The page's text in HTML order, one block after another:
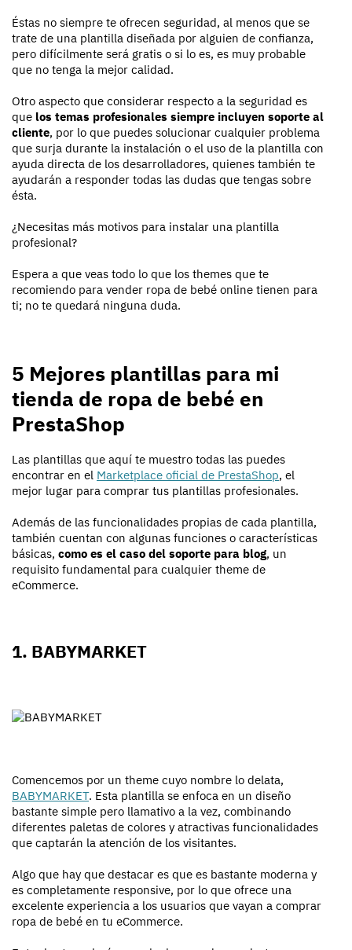
Éstas no siempre te ofrecen seguridad, al menos que se
trate de una plantilla diseñada por alguien de confianza,
pero difícilmente será gratis o si lo es, es muy probable
que no tenga la mejor calidad.
Otro aspecto que considerar respecto a la seguridad es
que los temas profesionales siempre incluyen soporte al
cliente, por lo que puedes solucionar cualquier problema
que surja durante la instalación o el uso de la plantilla con
ayuda directa de los desarrolladores, quienes también te
ayudarán a responder todas las dudas que tengas sobre
ésta.
¿Necesitas más motivos para instalar una plantilla
profesional?
Espera a que veas todo lo que los themes que te
recomiendo para vender ropa de bebé online tienen para
ti; no te quedará ninguna duda.
5 Mejores plantillas para mi
tienda de ropa de bebé en
PrestaShop
Las plantillas que aquí te muestro todas las puedes
encontrar en el Marketplace oficial de PrestaShop, el
mejor lugar para comprar tus plantillas profesionales.
Además de las funcionalidades propias de cada plantilla,
también cuentan con algunas funciones o características
básicas, como es el caso del soporte para blog, un
requisito fundamental para cualquier theme de
eCommerce.
1. BABYMARKET
Comencemos por un theme cuyo nombre lo delata,
BABYMARKET. Esta plantilla se enfoca en un diseño
bastante simple pero llamativo a la vez, combinando
diferentes paletas de colores y atractivas funcionalidades
que captarán la atención de los visitantes.
Algo que hay que destacar es que es bastante moderna y
es completamente responsive, por lo que ofrece una
excelente experiencia a los usuarios que vayan a comprar
ropa de bebé en tu eCommerce.